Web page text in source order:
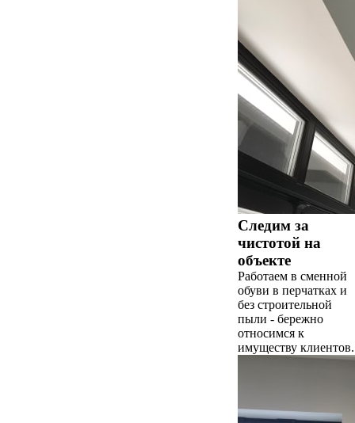
Следим за
чистотой на
объекте
Работаем в сменной
обуви в перчатках и
без строительной
пыли - бережно
относимся к
имуществу клиентов.